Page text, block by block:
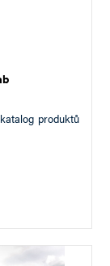
produktů